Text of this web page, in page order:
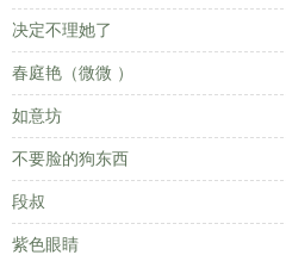
决定不理她了
春庭艳（微微 ）
如意坊
不要脸的狗东西
段叔
紫色眼睛